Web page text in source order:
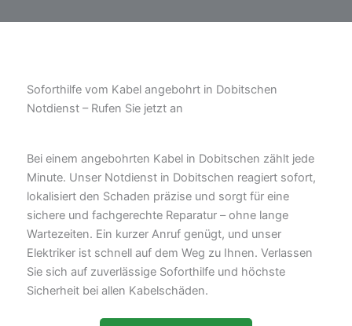
Soforthilfe vom Kabel angebohrt in Dobitschen
Notdienst – Rufen Sie jetzt an
Bei einem angebohrten Kabel in Dobitschen zählt jede
Minute. Unser Notdienst in Dobitschen reagiert sofort,
lokalisiert den Schaden präzise und sorgt für eine
sichere und fachgerechte Reparatur – ohne lange
Wartezeiten. Ein kurzer Anruf genügt, und unser
Elektriker ist schnell auf dem Weg zu Ihnen. Verlassen
Sie sich auf zuverlässige Soforthilfe und höchste
Sicherheit bei allen Kabelschäden.